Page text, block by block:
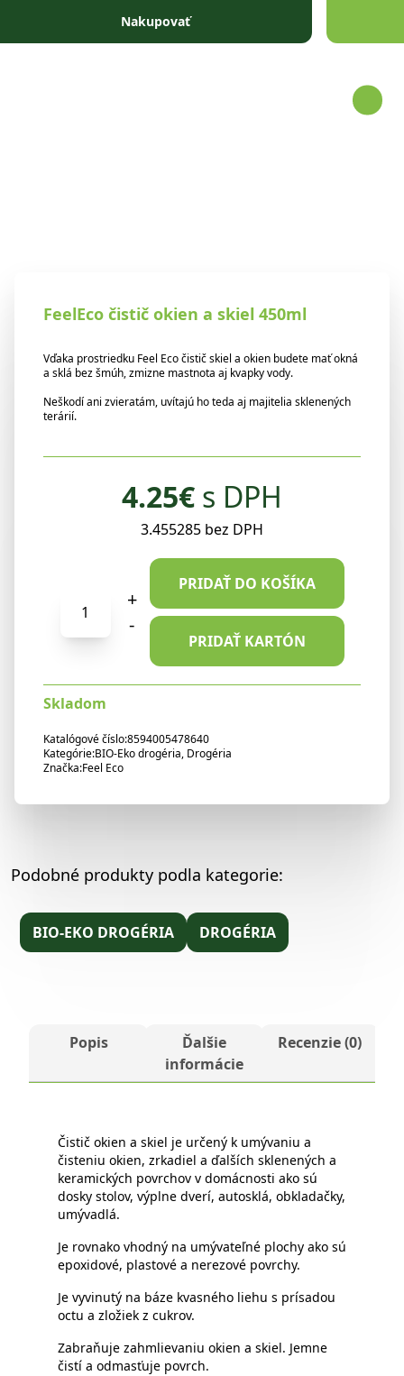
Nakupovať
FeelEco čistič okien a skiel 450ml
Vďaka prostriedku Feel Eco čistič skiel a okien budete mať okná
a sklá bez šmúh, zmizne mastnota aj kvapky vody.
Neškodí ani zvieratám, uvítajú ho teda aj majitelia sklenených
terárií.
4.25€ s DPH
3.455285 bez DPH
FeelEco
čistič
a
skiel
+
-
PRIDAŤ DO KOŠÍKA
PRIDAŤ KARTÓN
Skladom
Katalógové číslo:8594005478640
Kategórie:BIO-Eko drogéria, Drogéria
Značka:Feel Eco
Podobné produkty podla kategorie:
BIO-EKO DROGÉRIA DROGÉRIA
Popis
Ďalšie
informácie
Recenzie (0)
Čistič okien a skiel je určený k umývaniu a
čisteniu okien, zrkadiel a ďalších sklenených a
keramických povrchov v domácnosti ako sú
dosky stolov, výplne dverí, autosklá, obkladačky,
umývadlá.
Je rovnako vhodný na umývateľné plochy ako sú
epoxidové, plastové a nerezové povrchy.
Je vyvinutý na báze kvasného liehu s prísadou
octu a zložiek z cukrov.
Zabraňuje zahmlievaniu okien a skiel. Jemne
čistí a odmasťuje povrch.